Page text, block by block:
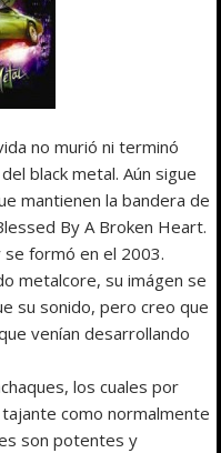
no murió ni terminó
black metal. Aún sigue
mantienen la bandera de
By A Broken Heart.
se formó en el 2003.
metalcore, su imágen se
su sonido, pero creo que
venían desarrollando
los cuales por
como normalmente
son potentes y